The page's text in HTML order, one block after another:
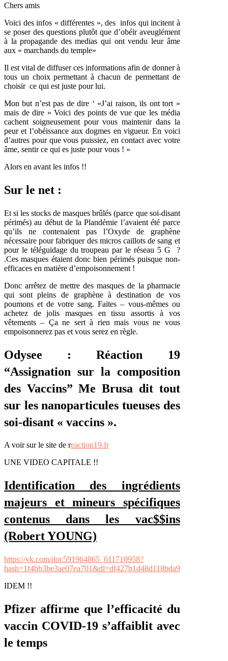
Chers amis
Voici des infos « différentes », des infos qui incitent à
se poser des questions plutôt que d’obéir aveuglément
à la propagande des medias qui ont vendu leur âme
aux « marchands du temple»
Il est vital de diffuser ces informations afin de donner à
tous un choix permettant à chacun de permettant de
choisir ce qui est juste pour lui.
Mon but n’est pas de dire ‘ «J’ai raison, ils ont tort »
mais de dire » Voici des points de vue que les média
cachent soigneusement pour vous maintenir dans la
peur et l’obéissance aux dogmes en vigueur. En voici
d’autres pour que vous puissiez, en contact avec votre
âme, sentir ce qui es juste pour vous ! »
Alors en avant les infos !!
Sur le net :
Et si les stocks de masques brûlés (parce que soi-disant
périmés) au début de la Plandémie l’avaient été parce
qu’ils ne contenaient pas l’Oxyde de graphène
nécessaire pour fabriquer des micros caillots de sang et
pour le téléguidage du troupeau par le réseau 5 G ?
.Ces masques étaient donc bien périmés puisque non-
efficaces en matière d’empoisonnement !
Donc arrêtez de mettre des masques de la pharmacie
qui sont pleins de graphène à destination de vos
poumons et de votre sang. Faites – vous-mêmes ou
achetez de jolis masques en tissu assortis à vos
vêtements – Ça ne sert à rien mais vous ne vous
empoisonnerez pas et vous serez en règle.
Odysee : Réaction 19
“Assignation sur la composition
des Vaccins” Me Brusa dit tout
sur les nanoparticules tueuses des
soi-disant « vaccins ».
A voir sur le site de reaction19.fr
UNE VIDEO CAPITALE !!
Identification des ingrédients
majeurs et mineurs spécifiques
contenus dans les vac$$ins
(Robert YOUNG)
https://vk.com/doc591964865_611710958?
hash=1f4bb3be3ae07ea701&dl=df427b1d48d118bda9
IDEM !!
Pfizer affirme que l’efficacité du
vaccin COVID-19 s’affaiblit avec
le temps